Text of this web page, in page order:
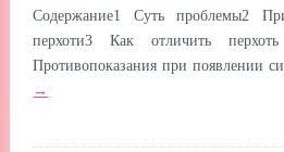
Содержание1 Суть проблемы2
перхоти3 Как отличить
Противопоказания при появлении
→